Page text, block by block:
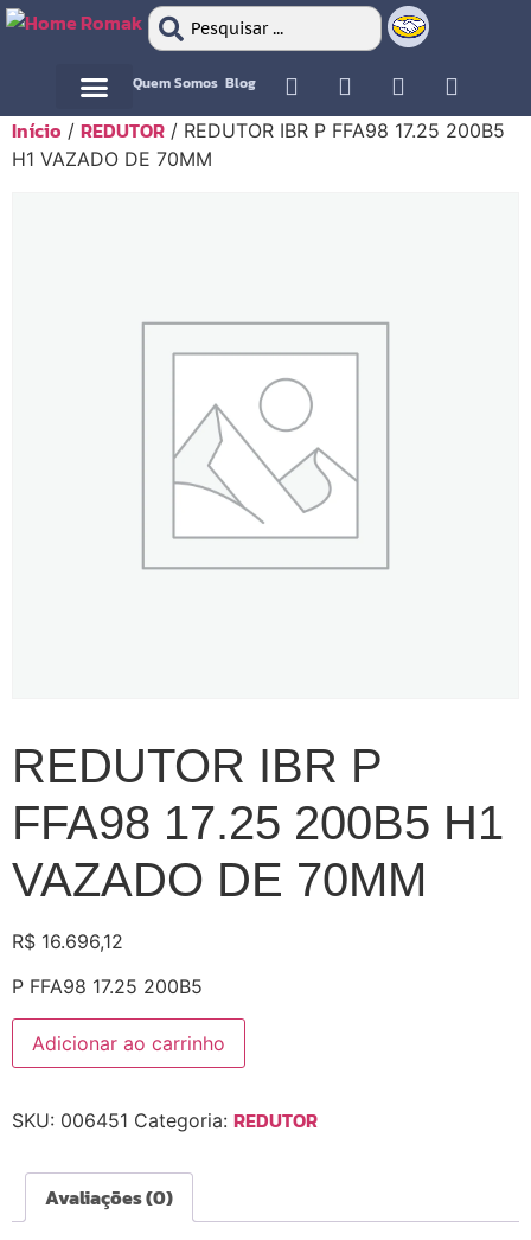
Quem Somos Blog
Início / REDUTOR / REDUTOR IBR P FFA98 17.25 200B5
H1 VAZADO DE 70MM
REDUTOR IBR P
FFA98 17.25 200B5 H1
VAZADO DE 70MM
R$ 16.696,12
P FFA98 17.25 200B5
Adicionar ao carrinho
SKU: 006451 Categoria: REDUTOR
Avaliações (0)